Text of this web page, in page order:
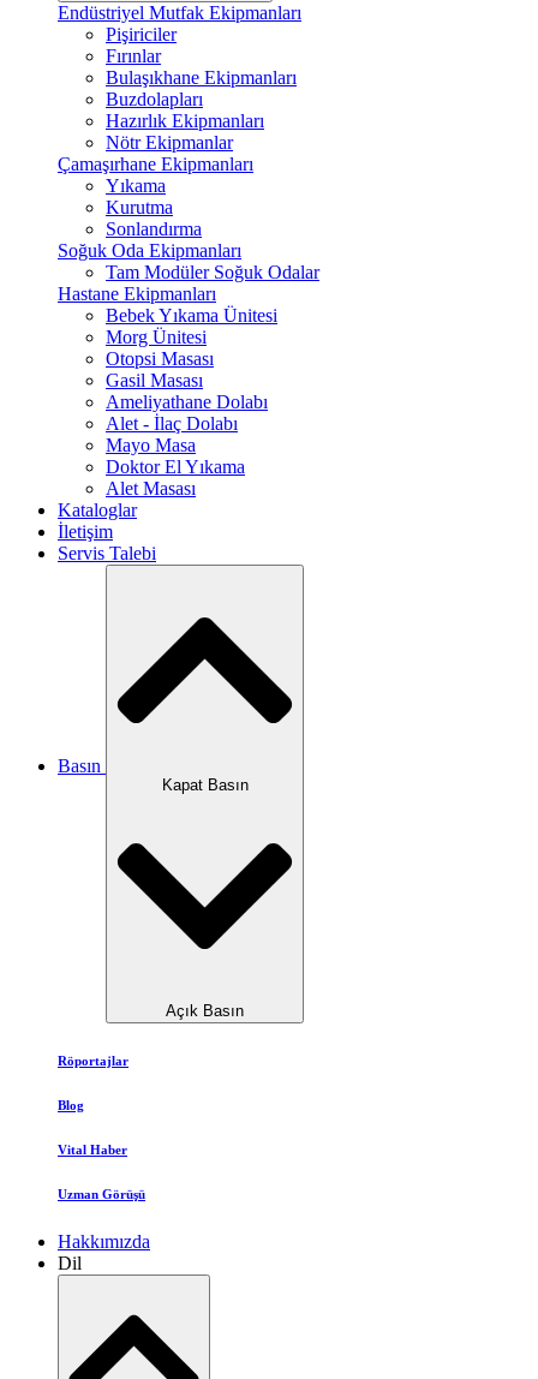
Endüstriyel Mutfak Ekipmanları
Pişiriciler
Fırınlar
Bulaşıkhane Ekipmanları
Buzdolapları
Hazırlık Ekipmanları
Nötr Ekipmanlar
Çamaşırhane Ekipmanları
Yıkama
Kurutma
Sonlandırma
Soğuk Oda Ekipmanları
Tam Modüler Soğuk Odalar
Hastane Ekipmanları
Bebek Yıkama Ünitesi
Morg Ünitesi
Otopsi Masası
Gasil Masası
Ameliyathane Dolabı
Alet - İlaç Dolabı
Mayo Masa
Doktor El Yıkama
Alet Masası
Kataloglar
İletişim
Servis Talebi
Basın
Kapat Basın
Açık Basın
Röportajlar
Blog
Vital Haber
Uzman Görüşü
Hakkımızda
Dil